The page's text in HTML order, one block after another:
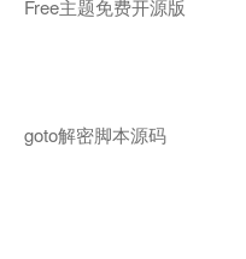
Free主题免费开源版
goto解密脚本源码